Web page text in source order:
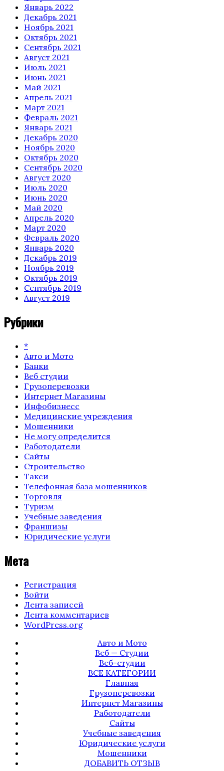
Январь 2022
Декабрь 2021
Ноябрь 2021
Октябрь 2021
Сентябрь 2021
Август 2021
Июль 2021
Июнь 2021
Май 2021
Апрель 2021
Март 2021
Февраль 2021
Январь 2021
Декабрь 2020
Ноябрь 2020
Октябрь 2020
Сентябрь 2020
Август 2020
Июль 2020
Июнь 2020
Май 2020
Апрель 2020
Март 2020
Февраль 2020
Январь 2020
Декабрь 2019
Ноябрь 2019
Октябрь 2019
Сентябрь 2019
Август 2019
Рубрики
*
Авто и Мото
Банки
Веб студии
Грузоперевозки
Интернет Магазины
Инфобизнесс
Медицинские учреждения
Мошенники
Не могу определится
Работодатели
Сайты
Строительство
Такси
Телефонная база мошенников
Торговля
Туризм
Учебные заведения
Франшизы
Юридические услуги
Мета
Регистрация
Войти
Лента записей
Лента комментариев
WordPress.org
Авто и Мото
Веб — Студии
Веб-студии
ВСЕ КАТЕГОРИИ
Главная
Грузоперевозки
Интернет Магазины
Работодатели
Сайты
Учебные заведения
Юридические услуги
Мошенники
ДОБАВИТЬ ОТЗЫВ